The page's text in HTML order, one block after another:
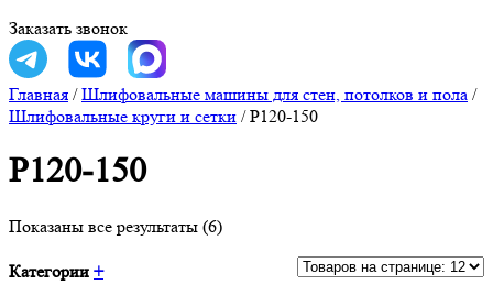
Заказать звонок
Главная /Шлифовальные машины для стен, потолков и пола /
Шлифовальные круги и сетки /P120-150
P120-150
Показаны все результаты (6)
Категории +